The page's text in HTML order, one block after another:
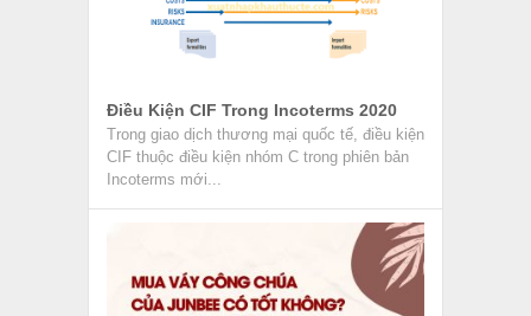
Điều Kiện CIF Trong Incoterms 2020
Trong giao dịch thương mại quốc tế, điều kiện
CIF thuộc điều kiện nhóm C trong phiên bản
Incoterms mới...